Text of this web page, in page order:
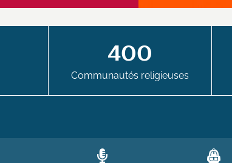
400
Communautés religieuses